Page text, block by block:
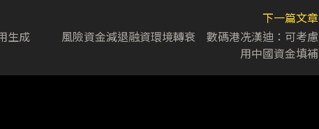
生成
下一篇文章
風險資金減退融資環境轉衰 數碼港冼漢迪：可考慮
用中國資金填補